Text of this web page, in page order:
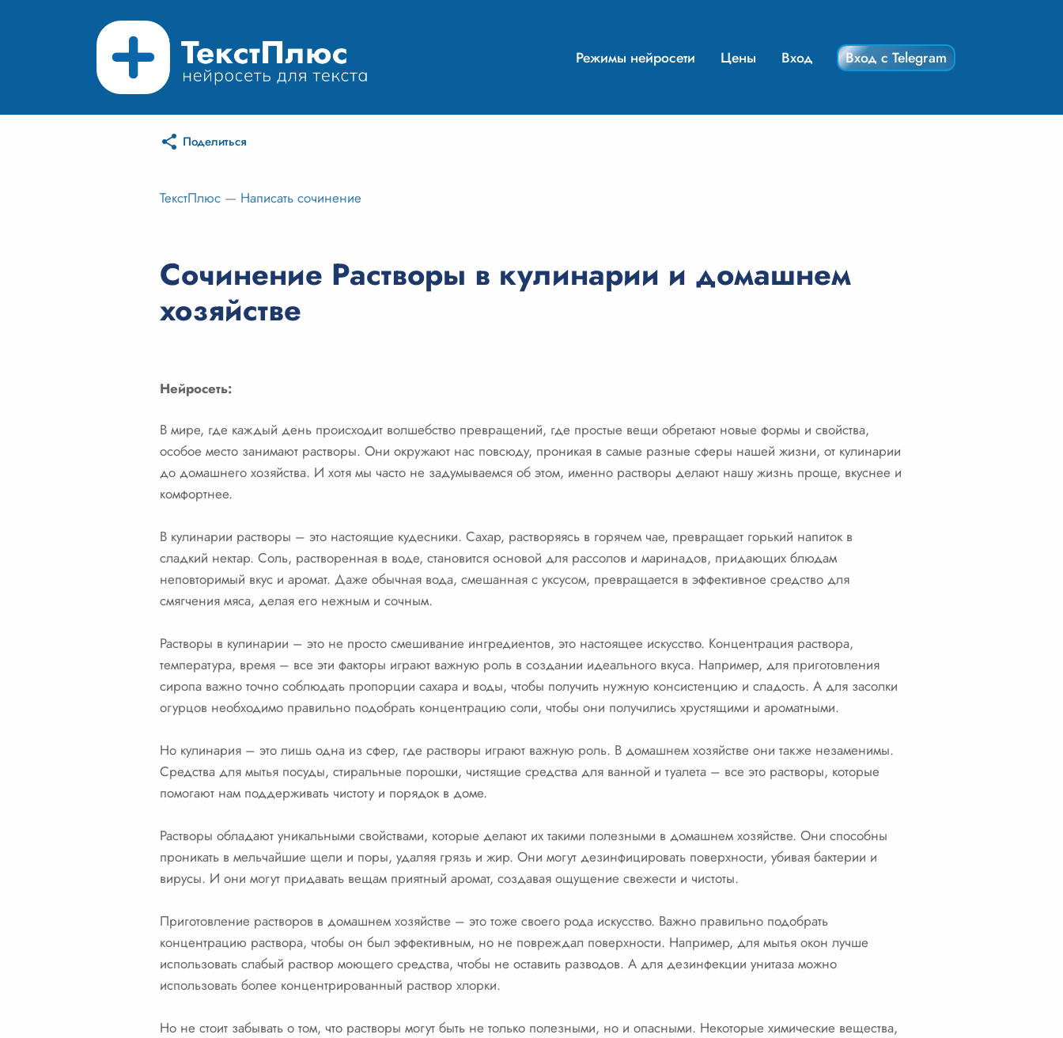
Режимы нейросети Цены Вход Вход с Telegram
Поделиться
ТекстПлюс — Написать сочинение
Сочинение Растворы в кулинарии и домашнем
хозяйстве
Нейросеть:
В мире, где каждый день происходит волшебство превращений, где простые вещи обретают новые формы и свойства,
особое место занимают растворы. Они окружают нас повсюду, проникая в самые разные сферы нашей жизни, от кулинарии
до домашнего хозяйства. И хотя мы часто не задумываемся об этом, именно растворы делают нашу жизнь проще, вкуснее и
комфортнее.
В кулинарии растворы – это настоящие кудесники. Сахар, растворяясь в горячем чае, превращает горький напиток в
сладкий нектар. Соль, растворенная в воде, становится основой для рассолов и маринадов, придающих блюдам
неповторимый вкус и аромат. Даже обычная вода, смешанная с уксусом, превращается в эффективное средство для
смягчения мяса, делая его нежным и сочным.
Растворы в кулинарии – это не просто смешивание ингредиентов, это настоящее искусство. Концентрация раствора,
температура, время – все эти факторы играют важную роль в создании идеального вкуса. Например, для приготовления
сиропа важно точно соблюдать пропорции сахара и воды, чтобы получить нужную консистенцию и сладость. А для засолки
огурцов необходимо правильно подобрать концентрацию соли, чтобы они получились хрустящими и ароматными.
Но кулинария – это лишь одна из сфер, где растворы играют важную роль. В домашнем хозяйстве они также незаменимы.
Средства для мытья посуды, стиральные порошки, чистящие средства для ванной и туалета – все это растворы, которые
помогают нам поддерживать чистоту и порядок в доме.
Растворы обладают уникальными свойствами, которые делают их такими полезными в домашнем хозяйстве. Они способны
проникать в мельчайшие щели и поры, удаляя грязь и жир. Они могут дезинфицировать поверхности, убивая бактерии и
вирусы. И они могут придавать вещам приятный аромат, создавая ощущение свежести и чистоты.
Приготовление растворов в домашнем хозяйстве – это тоже своего рода искусство. Важно правильно подобрать
концентрацию раствора, чтобы он был эффективным, но не повреждал поверхности. Например, для мытья окон лучше
использовать слабый раствор моющего средства, чтобы не оставить разводов. А для дезинфекции унитаза можно
использовать более концентрированный раствор хлорки.
Но не стоит забывать о том, что растворы могут быть не только полезными, но и опасными. Некоторые химические вещества,